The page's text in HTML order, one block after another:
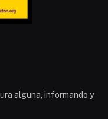
alguna, informando y